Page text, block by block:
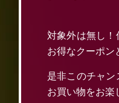
対象外は無し
お得なクーポン
是非このチャ
お買い物をお楽